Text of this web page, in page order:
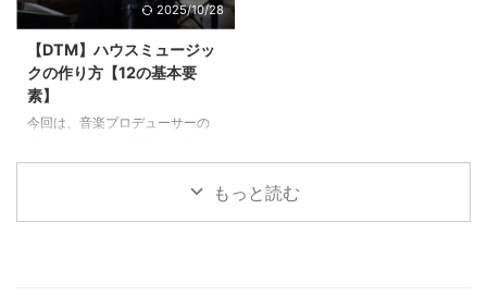
ょう。最も有名なのがドラムのフ
ィルインですが、それ以外にも使
えるトランジションはたくさんあ
ります！
2025/10/28
【DTM】ハウスミュージッ
クの作り方【12の基本要
素】
今回は、音楽プロデューサーの
スミュージックのプロデューサー
が知っておくべき基本」をまとめもっと読む